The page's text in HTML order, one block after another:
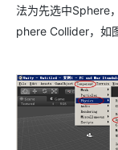
法为先选中Sphere
phere Collider，如